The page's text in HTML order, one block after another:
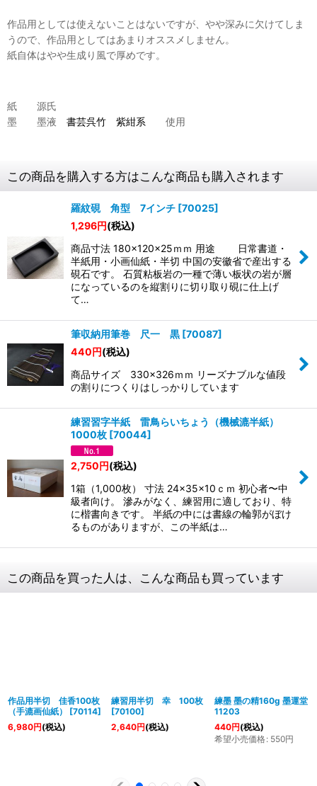
作品用としては使えないことはないですが、やや深みに欠けてしま
うので、作品用としてはあまりオススメしません。
紙自体はやや生成り風で厚めです。
紙 源氏
墨 墨液 書芸呉竹 紫紺系 使用
この商品を購入する方はこんな商品も購入されます
羅紋硯 角型 7インチ [70025]
1,296円(税込)
商品寸法 180×120×25ｍｍ 用途 日常書道・
半紙用・小画仙紙・半切 中国の安徽省で産出する
硯石です。 石質粘板岩の一種で薄い板状の岩が層
になっているのを縦割りに切り取り硯に仕上げ
て…
筆収納用筆巻 尺一 黒 [70087]
440円(税込)
商品サイズ 330×326ｍｍ リーズナブルな値段
の割りにつくりはしっかりしています
練習習字半紙 雷鳥らいちょう（機械漉半紙）
1000枚 [70044]
2,750円(税込)
1箱（1,000枚） 寸法 24×35×10ｃｍ 初心者〜中
級者向け。 滲みがなく、練習用に適しており、特
に楷書向きです。 半紙の中には書線の輪郭がぼけ
るものがありますが、この半紙は…
この商品を買った人は、こんな商品も買っています
作品用半切 佳香100枚
（手漉画仙紙）
[70114]
6,980円(税込)
練習用半切 幸 100枚
[70100]
2,640円(税込)
練墨 墨の精160g 墨運堂
11203
440円(税込)
希望小売価格: 550円